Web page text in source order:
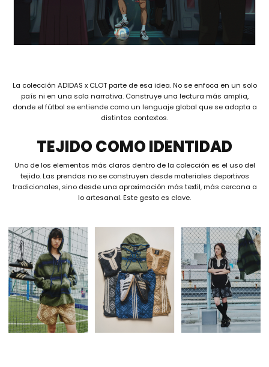
La colección ADIDAS x CLOT parte de esa idea. No se enfoca en un solo
país ni en una sola narrativa. Construye una lectura más amplia,
donde el fútbol se entiende como un lenguaje global que se adapta a
distintos contextos.
TEJIDO COMO IDENTIDAD
Uno de los elementos más claros dentro de la colección es el uso del
tejido. Las prendas no se construyen desde materiales deportivos
tradicionales, sino desde una aproximación más textil, más cercana a
lo artesanal. Este gesto es clave.